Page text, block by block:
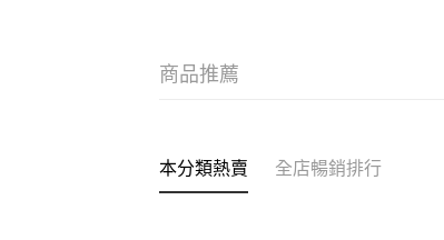
商品推薦
本分類熱賣 全店暢銷排行